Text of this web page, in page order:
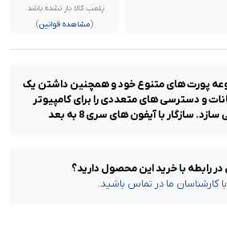
پلمب کالا باز نشده باشد.
(مشاهده قوانین)
پورت های متنوع خود و همچنین داشتن یک
و دسترسی های متعددی را برای کامپیوتر
سازگار با آیفون های سری 8 به بعد
در رابطه با خرید این محصول دارید؟
با کارشناسان ما در تماس باشید.